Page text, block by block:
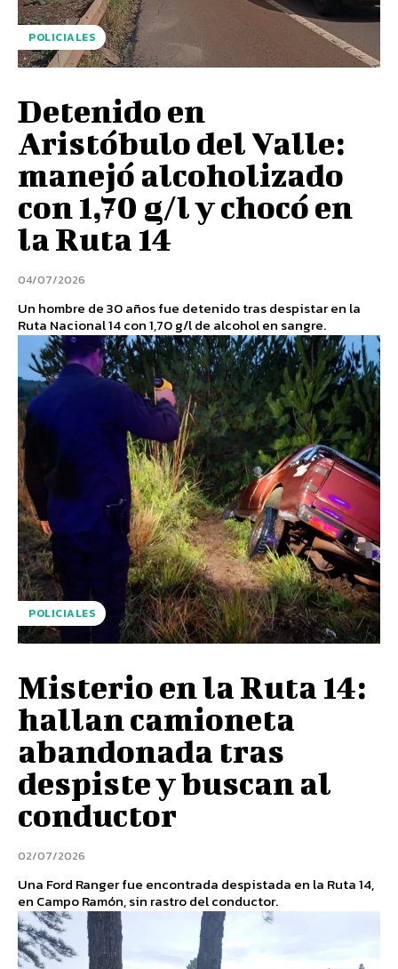
POLICIALES
Detenido en
Aristóbulo del Valle:
manejó alcoholizado
con 1,70 g/l y chocó en
la Ruta 14
04/07/2026
Un hombre de 30 años fue detenido tras despistar en la
Ruta Nacional 14 con 1,70 g/l de alcohol en sangre.
POLICIALES
Misterio en la Ruta 14:
hallan camioneta
abandonada tras
despiste y buscan al
conductor
02/07/2026
Una Ford Ranger fue encontrada despistada en la Ruta 14,
en Campo Ramón, sin rastro del conductor.